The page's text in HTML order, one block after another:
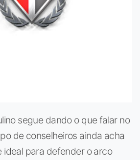
segue dando o que falar no
de conselheiros ainda acha
ideal para defender o arco